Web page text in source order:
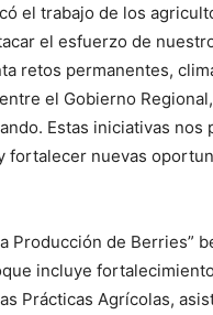
el trabajo de los
el esfuerzo de
retos permanentes,
el Gobierno
Estas iniciativas
nuevas
Producción de Berries”
incluye
Prácticas Agrícolas,